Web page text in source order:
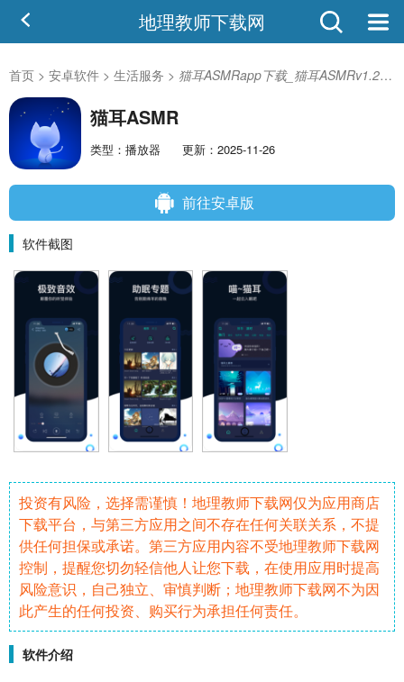
地理教师下载网
首页 > 安卓软件 > 生活服务 > 猫耳ASMRapp下载_猫耳ASMRv1.2.11安卓版
猫耳ASMR
类型：播放器 更新：2025-11-26
前往安卓版
软件截图
投资有风险，选择需谨慎！地理教师下载网仅为应用商店
下载平台，与第三方应用之间不存在任何关联关系，不提
供任何担保或承诺。第三方应用内容不受地理教师下载网
控制，提醒您切勿轻信他人让您下载，在使用应用时提高
风险意识，自己独立、审慎判断；地理教师下载网不为因
此产生的任何投资、购买行为承担任何责任。
软件介绍